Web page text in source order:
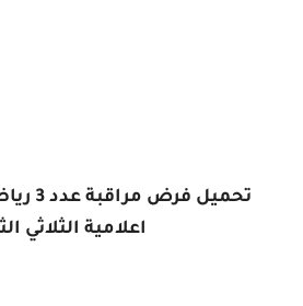
تحميل
اعلامية الثلاثي